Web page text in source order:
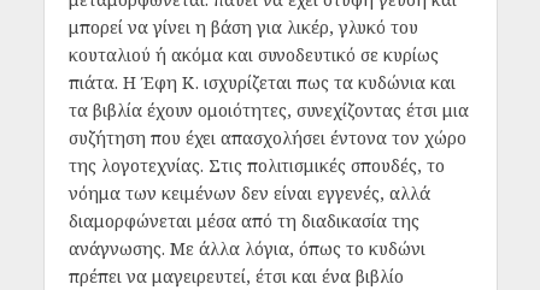
μπορεί να γίνει η βάση για λικέρ, γλυκό του
κουταλιού ή ακόμα και συνοδευτικό σε κυρίως
πιάτα. Η Έφη Κ. ισχυρίζεται πως τα κυδώνια και
τα βιβλία έχουν ομοιότητες, συνεχίζοντας έτσι μια
συζήτηση που έχει απασχολήσει έντονα τον χώρο
της λογοτεχνίας. Στις πολιτισμικές σπουδές, το
νόημα των κειμένων δεν είναι εγγενές, αλλά
διαμορφώνεται μέσα από τη διαδικασία της
ανάγνωσης. Με άλλα λόγια, όπως το κυδώνι
πρέπει να μαγειρευτεί, έτσι και ένα βιβλίο